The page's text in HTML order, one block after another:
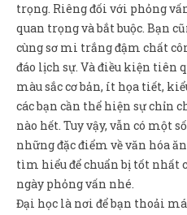
trọng. Riêng đối với phỏng
quan trọng và bắt buộc. Bạn
cùng sơ mi trắng đậm chất
đáo lịch sự. Và điều kiện tiên
màu sắc cơ bản, ít họa tiết,
các bạn cần thể hiện sự chỉn
nào hết. Tuy vậy, vẫn có một
những đặc điểm về văn hóa
tìm hiểu để chuẩn bị tốt nhất
ngày phỏng vấn nhé.
Đại học là nơi để bạn thoải